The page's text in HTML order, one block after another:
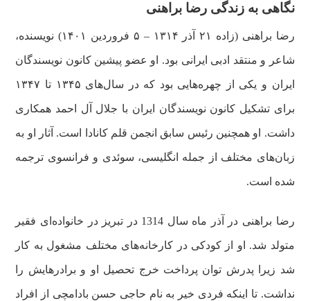
نگاهی به زندگی رضا براهنی
رضا براهنی (زاده ۲۱ آذر ۱۳۱۴ – ۵ فروردین ۱۴۰۱) نویسنده،
شاعر و منتقد ادبی ایرانی بود. او عضو پیشین کانون نویسندگان
ایران و یکی از چهره‌هایی بود که در سال‌های ۱۳۴۵ تا ۱۳۴۷
برای تشکیل کانون نویسندگان ایران با جلال آل احمد همکاری
داشت. او همچنین رئیس سابق انجمن قلم کانادا است. آثار او به
زبان‌های مختلف از جمله انگلیسی، سوئدی و فرانسوی ترجمه
شده است.
رضا براهنی در آذر ماه سال 1314 در تبریز در خانواده‌ای فقیر
متولد شد. او از کودکی در کارخانه‌های مختلف مشغول به کار
شد زیرا پدرش توان پرداخت خرج تحصیل او و برادرهایش را
نداشت. تا اینکه فردی خیر به نام حاجی حسن بادامچی از افراد